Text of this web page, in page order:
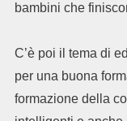
bambini che
C’è poi il tema di
per una buona
formazione della